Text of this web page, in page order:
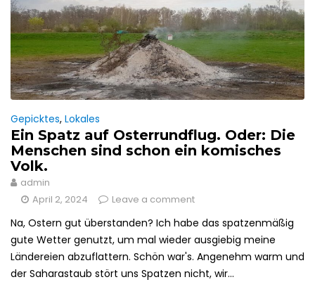
Gepicktes, Lokales
Ein Spatz auf Osterrundflug. Oder: Die
Menschen sind schon ein komisches
Volk.
admin
April 2, 2024
Leave a comment
Na, Ostern gut überstanden? Ich habe das spatzenmäßig
gute Wetter genutzt, um mal wieder ausgiebig meine
Ländereien abzuflattern. Schön war's. Angenehm warm und
der Saharastaub stört uns Spatzen nicht, wir...